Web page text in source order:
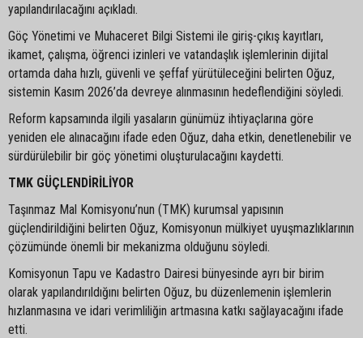
yapılandırılacağını açıkladı.
Göç Yönetimi ve Muhaceret Bilgi Sistemi ile giriş-çıkış kayıtları,
ikamet, çalışma, öğrenci izinleri ve vatandaşlık işlemlerinin dijital
ortamda daha hızlı, güvenli ve şeffaf yürütüleceğini belirten Oğuz,
sistemin Kasım 2026’da devreye alınmasının hedeflendiğini söyledi.
Reform kapsamında ilgili yasaların günümüz ihtiyaçlarına göre
yeniden ele alınacağını ifade eden Oğuz, daha etkin, denetlenebilir ve
sürdürülebilir bir göç yönetimi oluşturulacağını kaydetti.
TMK GÜÇLENDİRİLİYOR
Taşınmaz Mal Komisyonu’nun (TMK) kurumsal yapısının
güçlendirildiğini belirten Oğuz, Komisyonun mülkiyet uyuşmazlıklarının
çözümünde önemli bir mekanizma olduğunu söyledi.
Komisyonun Tapu ve Kadastro Dairesi bünyesinde ayrı bir birim
olarak yapılandırıldığını belirten Oğuz, bu düzenlemenin işlemlerin
hızlanmasına ve idari verimliliğin artmasına katkı sağlayacağını ifade
etti.